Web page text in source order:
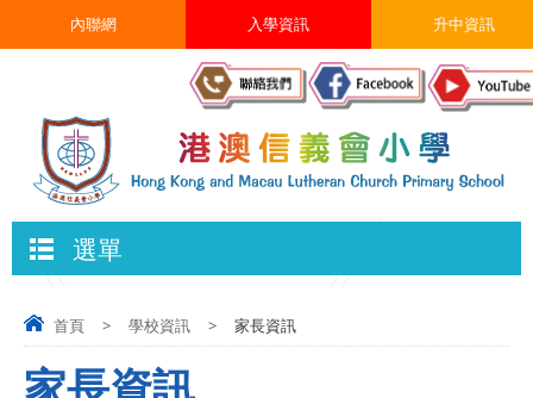
升中資訊
入學資訊
內聯網
選單
首頁 > 學校資訊 > 家長資訊